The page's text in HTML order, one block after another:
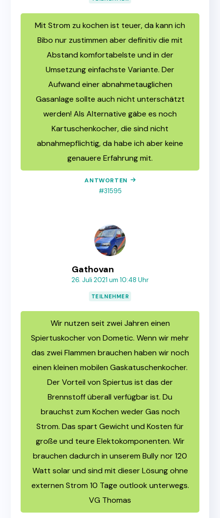
Mit Strom zu kochen ist teuer, da kann ich
Bibo nur zustimmen aber definitiv die mit
Abstand komfortabelste und in der
Umsetzung einfachste Variante. Der
Aufwand einer abnahmetauglichen
Gasanlage sollte auch nicht unterschätzt
werden! Als Alternative gäbe es noch
Kartuschenkocher, die sind nicht
abnahmepflichtig, da habe ich aber keine
genauere Erfahrung mit.
ANTWORTEN
#31595
Gathovan
26. Juli 2021 um 10:48 Uhr
TEILNEHMER
Wir nutzen seit zwei Jahren einen
Spiertuskocher von Dometic. Wenn wir mehr
das zwei Flammen brauchen haben wir noch
einen kleinen mobilen Gaskatuschenkocher.
Der Vorteil von Spiertus ist das der
Brennstoff überall verfügbar ist. Du
brauchst zum Kochen weder Gas noch
Strom. Das spart Gewicht und Kosten für
große und teure Elektokomponenten. Wir
brauchen dadurch in unserem Bully nor 120
Watt solar und sind mit dieser Lösung ohne
externen Strom 10 Tage outlook unterwegs.
VG Thomas